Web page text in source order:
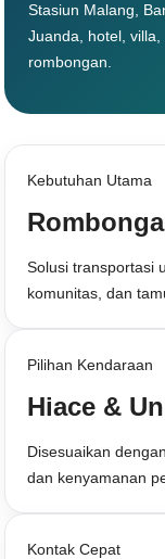
Stasiun Malang,
Juanda, hotel,
rombongan.
Kebutuhan Utama
Solusi transportasi
komunitas, dan
Pilihan Kendaraan
Hiace &
Disesuaikan
dan kenyamanan
Kontak Cepat